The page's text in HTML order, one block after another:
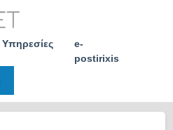
Υπηρεσίες
e-
postirixis